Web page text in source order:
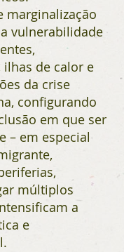
marginalização
vulnerabilidade
ilhas de calor e
da crise
configurando
em que ser
– em especial
múltiplos
a
e